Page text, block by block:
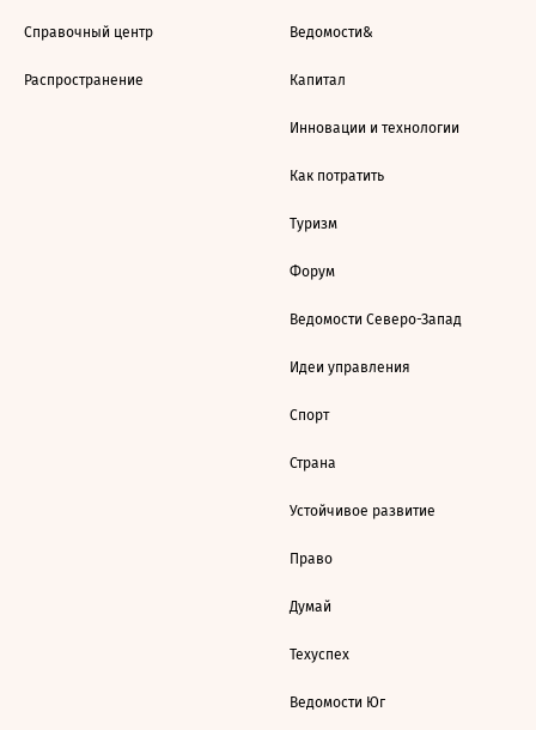
Справочный центр
Распространение
Ведомости&
Капитал
Инновации и технологии
Как потратить
Туризм
Форум
Ведомости Северо-Запад
Идеи управления
Спорт
Страна
Устойчивое развитие
Право
Думай
Техуспех
Ведомости Юг